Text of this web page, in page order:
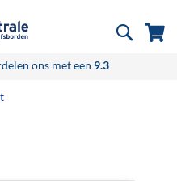
Zoek
ons met een 9.3